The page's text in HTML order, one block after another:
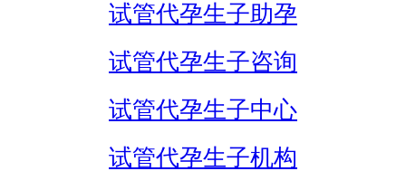
试管代孕生子助孕
试管代孕生子咨询
试管代孕生子中心
试管代孕生子机构